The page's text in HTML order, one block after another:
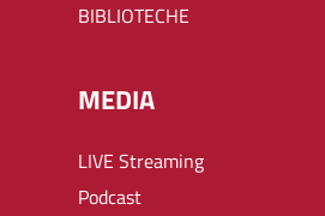
BIBLIOTECHE
MEDIA
LIVE Streaming
Podcast